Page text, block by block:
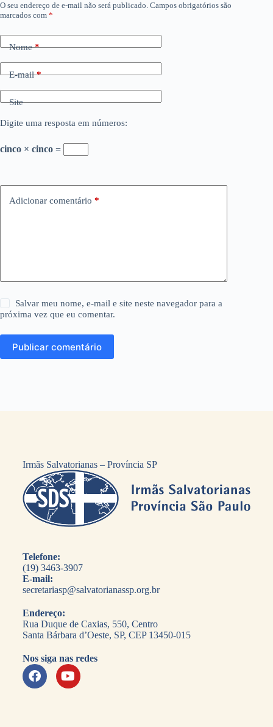
O seu endereço de e-mail não será publicado. Campos obrigatórios são
marcados com *
Nome*
E-mail*
Site
Digite uma resposta em números:
cinco × cinco =
Adicionar comentário *
Salvar meu nome, e-mail e site neste navegador para a
próxima vez que eu comentar.
Publicar comentário
Irmãs Salvatorianas – Província SP
Telefone:
(19) 3463-3907
E-mail:
secretariasp@salvatorianassp.org.br
Endereço:
Rua Duque de Caxias, 550, Centro
Santa Bárbara d’Oeste, SP, CEP 13450-015
Nos siga nas redes